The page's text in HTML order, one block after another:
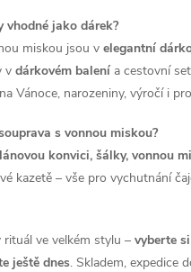
vhodné jako dárek?
miskou jsou v elegantní
v dárkovém balení a cestovní
Vánoce, narozeniny, výročí i
s vonnou miskou?
konvici, šálky, vonnou
kazetě – vše pro vychutnání
ve velkém stylu – vyberte
ještě dnes. Skladem, expedice